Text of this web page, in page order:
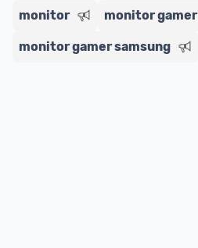
monitor
monitor gamer
monitor gamer samsung